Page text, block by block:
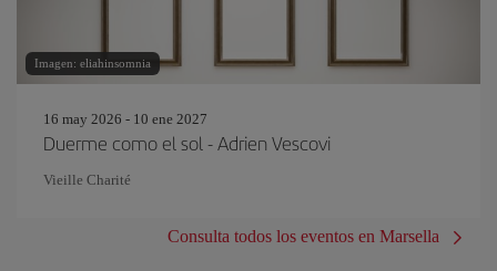
Imagen: eliahinsomnia
16 may 2026 - 10 ene 2027
Duerme como el sol - Adrien Vescovi
Vieille Charité
Consulta todos los eventos en Marsella